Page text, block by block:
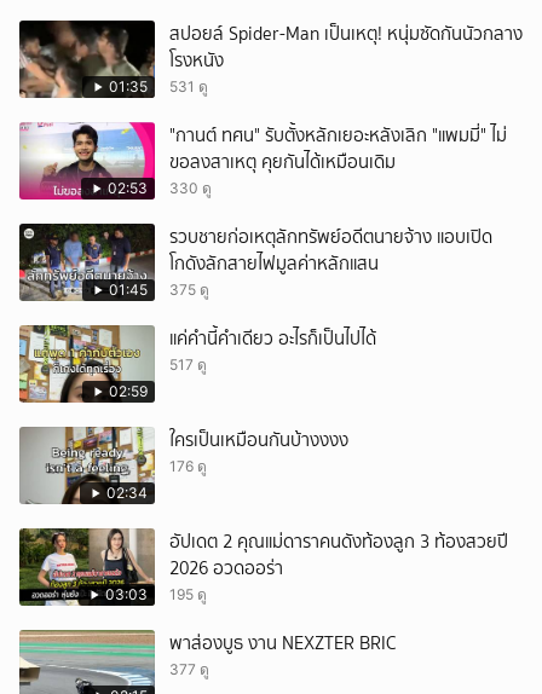
01:35
สปอยล์ Spider-Man เป็นเหตุ! หนุ่มซัดกันนัวกลาง
โรงหนัง
531 ดู
02:53
"กานต์ ทศน" รับตั้งหลักเยอะหลังเลิก "แพมมี่" ไม่
ขอลงสาเหตุ คุยกันได้เหมือนเดิม
330 ดู
01:45
รวบชายก่อเหตุลักทรัพย์อดีตนายจ้าง แอบเปิด
โกดังลักสายไฟมูลค่าหลักแสน
375 ดู
02:59
แค่คำนี้คำเดียว อะไรก็เป็นไปได้
517 ดู
02:34
ใครเป็นเหมือนกันบ้างงงง
176 ดู
03:03
อัปเดต 2 คุณแม่ดาราคนดังท้องลูก 3 ท้องสวยปี
2026 อวดออร่า
195 ดู
พาส่องบูธ งาน NEXZTER BRIC
377 ดู